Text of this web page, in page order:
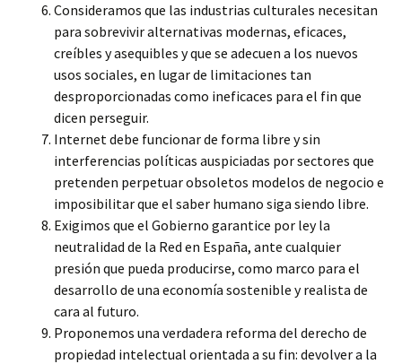
Consideramos que las industrias culturales necesitan
para sobrevivir alternativas modernas, eficaces,
creíbles y asequibles y que se adecuen a los nuevos
usos sociales, en lugar de limitaciones tan
desproporcionadas como ineficaces para el fin que
dicen perseguir.
Internet debe funcionar de forma libre y sin
interferencias políticas auspiciadas por sectores que
pretenden perpetuar obsoletos modelos de negocio e
imposibilitar que el saber humano siga siendo libre.
Exigimos que el Gobierno garantice por ley la
neutralidad de la Red en España, ante cualquier
presión que pueda producirse, como marco para el
desarrollo de una economía sostenible y realista de
cara al futuro.
Proponemos una verdadera reforma del derecho de
propiedad intelectual orientada a su fin: devolver a la